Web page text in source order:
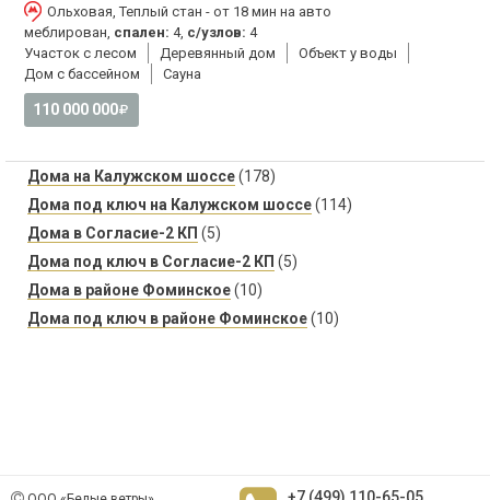
Ольховая, Теплый стан - от 18 мин на авто
меблирован, спален: 4, с/узлов: 4
Участок с лесом
Деревянный дом
Объект у воды
Дом с бассейном
Сауна
110 000 000
Дома на Калужском шоссе(178)
Дома под ключ на Калужском шоссе(114)
Дома в Согласие-2 КП (5)
Дома под ключ в Согласие-2 КП (5)
Дома в районе Фоминское(10)
Дома под ключ в районе Фоминское(10)